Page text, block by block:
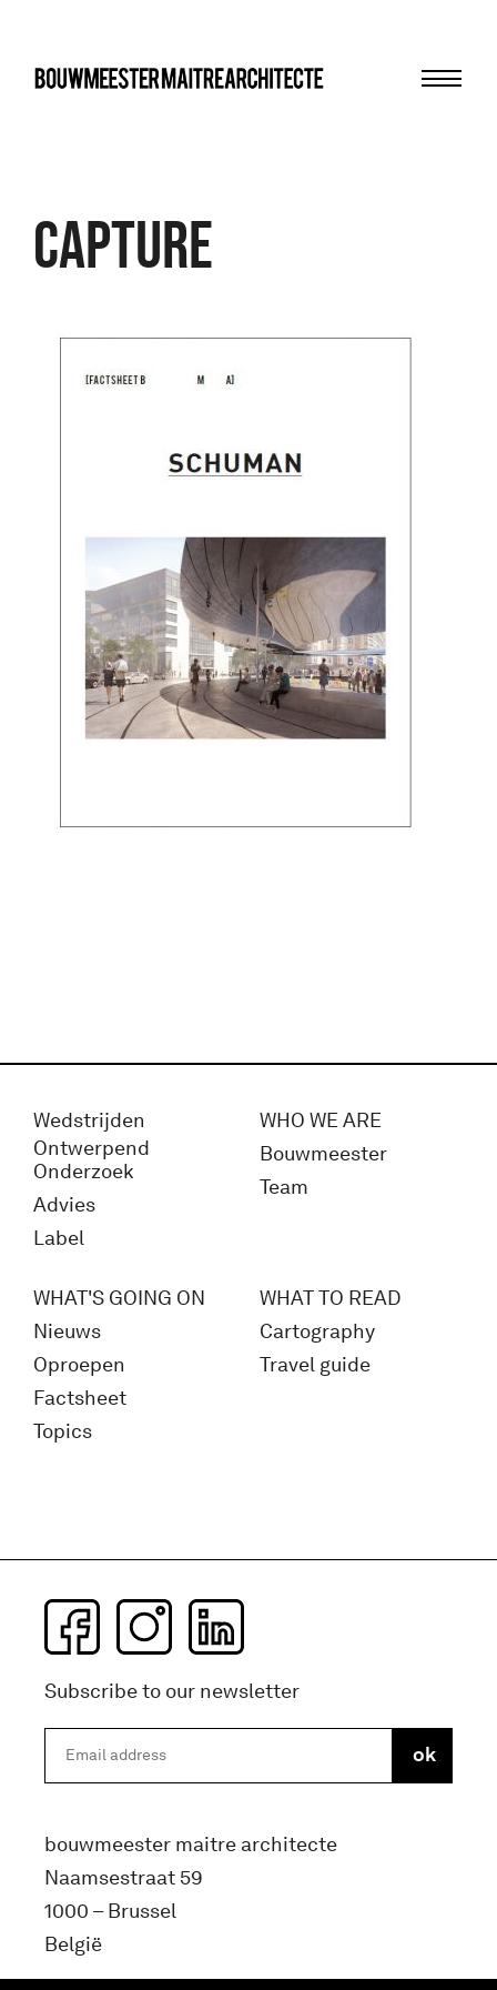
Capture
Wedstrijden
Ontwerpend
Onderzoek
Advies
Label
WHO WE ARE
Bouwmeester
Team
WHAT'S GOING ON
Nieuws
Oproepen
Factsheet
Topics
WHAT TO READ
Cartography
Travel guide
Subscribe to our newsletter
bouwmeester maitre architecte
Naamsestraat 59
1000 – Brussel
België